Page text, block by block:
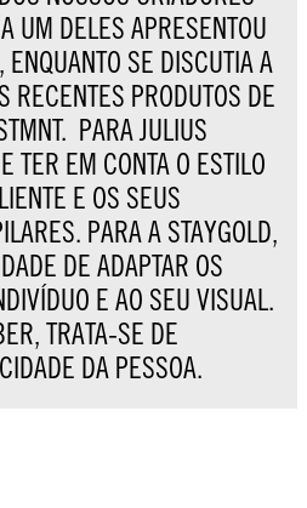
UM DELES APRESENTOU
SE DISCUTIA A
RECENTES PRODUTOS DE
PARA JULIUS
TER EM CONTA O ESTILO
E OS SEUS
PARA A STAYGOLD,
DE ADAPTAR OS
E AO SEU VISUAL.
TRATA-SE DE
DA PESSOA.